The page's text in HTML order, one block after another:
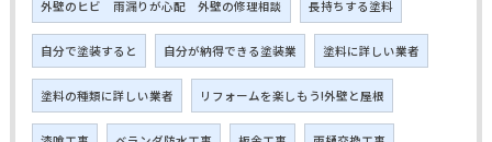
外壁のヒビ 雨漏りが心配 外壁の修理相談 長持ちする塗料
自分で塗装すると 自分が納得できる塗装業 塗料に詳しい業者
塗料の種類に詳しい業者 リフォームを楽しもう!外壁と屋根